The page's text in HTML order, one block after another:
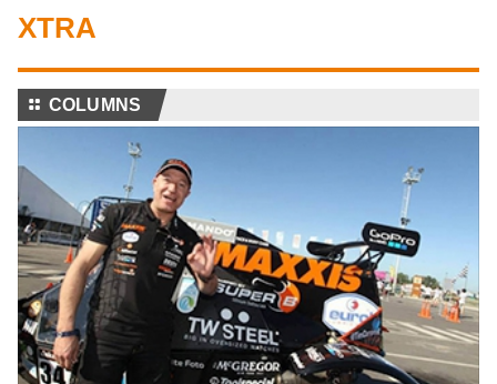
XTRA
⚏ COLUMNS